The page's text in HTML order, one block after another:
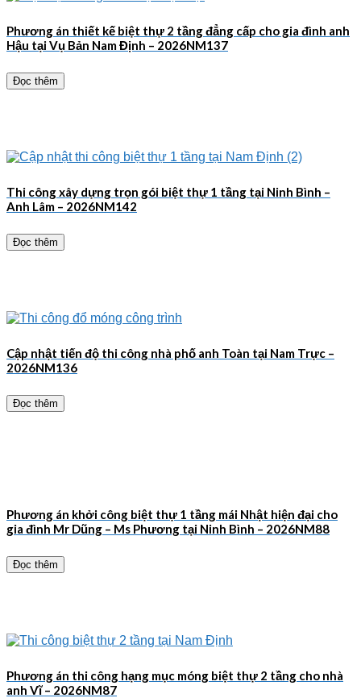
Phương án thiết kế biệt thự 2 tầng đẳng cấp cho gia đình anh
Hậu tại Vụ Bản Nam Định – 2026NM137
Đọc thêm
Thi công xây dựng trọn gói biệt thự 1 tầng tại Ninh Bình –
Anh Lâm – 2026NM142
Đọc thêm
Cập nhật tiến độ thi công nhà phố anh Toàn tại Nam Trực –
2026NM136
Đọc thêm
Phương án khởi công biệt thự 1 tầng mái Nhật hiện đại cho
gia đình Mr Dũng – Ms Phương tại Ninh Bình – 2026NM88
Đọc thêm
Phương án thi công hạng mục móng biệt thự 2 tầng cho nhà
anh Vĩ – 2026NM87